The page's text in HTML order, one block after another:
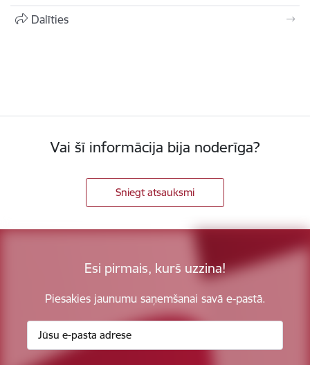
Dalīties
Vai šī informācija bija noderīga?
Sniegt atsauksmi
Esi pirmais, kurš uzzina!
Piesakies jaunumu saņemšanai savā e-pastā.